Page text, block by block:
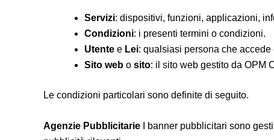
Servizi: dispositivi, funzioni, applicazioni,
Condizioni: i presenti termini o condizioni.
Utente e Lei: qualsiasi persona che
Sito web o sito: il sito web gestito da OPM
Le condizioni particolari sono definite di seguito.
Agenzie Pubblicitarie I banner pubblicitari sono